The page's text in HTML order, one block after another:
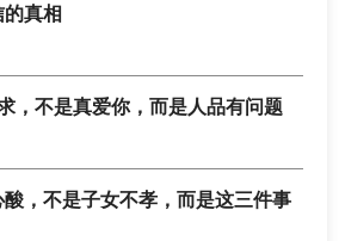
真相
，不是真爱你，而是人品有问题
，不是子女不孝，而是这三件事